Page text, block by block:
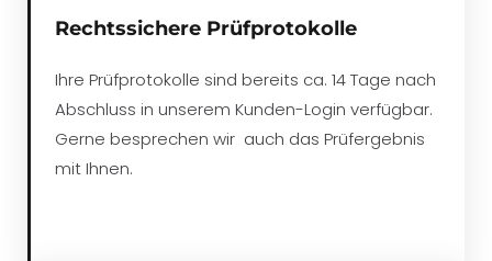
Rechtssichere Prüfprotokolle
Ihre Prüfprotokolle sind bereits ca. 14 Tage nach
Abschluss in unserem Kunden-Login verfügbar.
Gerne besprechen wir auch das Prüfergebnis
mit Ihnen.